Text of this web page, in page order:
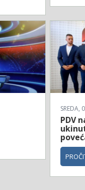
SREDA,
PDV